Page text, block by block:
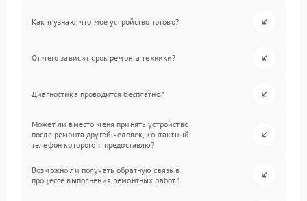
Как я узнаю, что мое устройство готово?
От чего зависит срок ремонта техники?
Диагностика проводится бесплатно?
Может ли вместо меня принять устройство
после ремонта другой человек, контактный
телефон которого я предоставлю?
Возможно ли получать обратную связь в
процессе выполнения ремонтных работ?